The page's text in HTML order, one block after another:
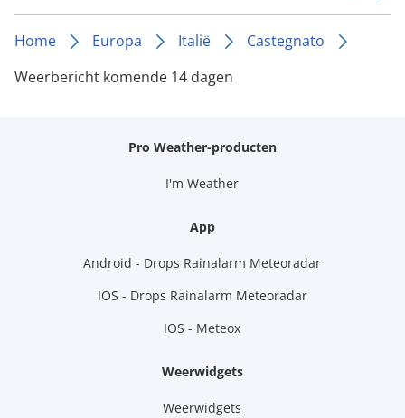
Home Europa Italië
Castegnato
Weerbericht komende 14 dagen
Pro Weather-producten
I'm Weather
App
Android - Drops Rainalarm Meteoradar
IOS - Drops Rainalarm Meteoradar
IOS - Meteox
Weerwidgets
Weerwidgets